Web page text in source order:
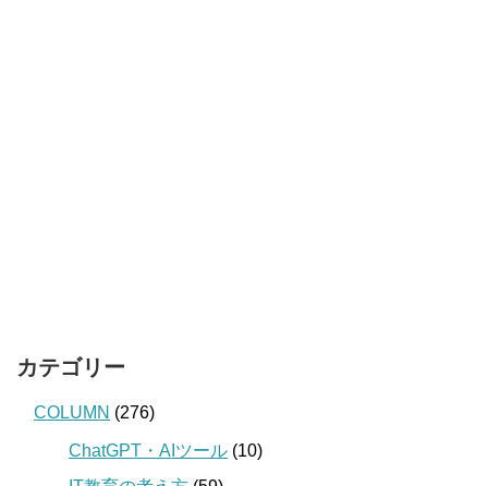
カテゴリー
COLUMN (276)
ChatGPT・AIツール (10)